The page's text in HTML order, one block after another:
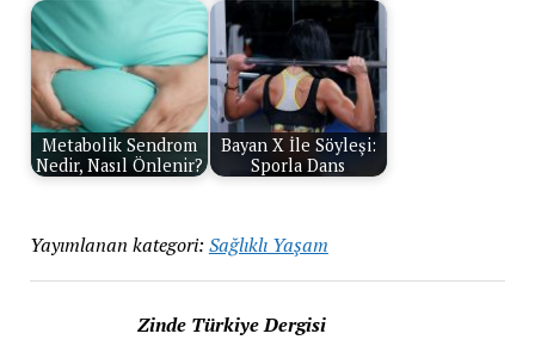
Metabolik Sendrom
Nedir, Nasıl Önlenir?
Bayan X İle Söyleşi:
Sporla Dans
Yayımlanan kategori: Sağlıklı Yaşam
Zinde Türkiye Dergisi